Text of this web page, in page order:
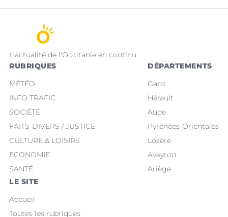
L'actualité de l'Occitanie en continu
RUBRIQUES
MÉTÉO
INFO TRAFIC
SOCIÉTÉ
FAITS-DIVERS / JUSTICE
CULTURE & LOISIRS
ECONOMIE
SANTÉ
DÉPARTEMENTS
Gard
Hérault
Aude
Pyrénées-Orientales
Lozère
Aveyron
Ariège
LE SITE
Accueil
Toutes les rubriques